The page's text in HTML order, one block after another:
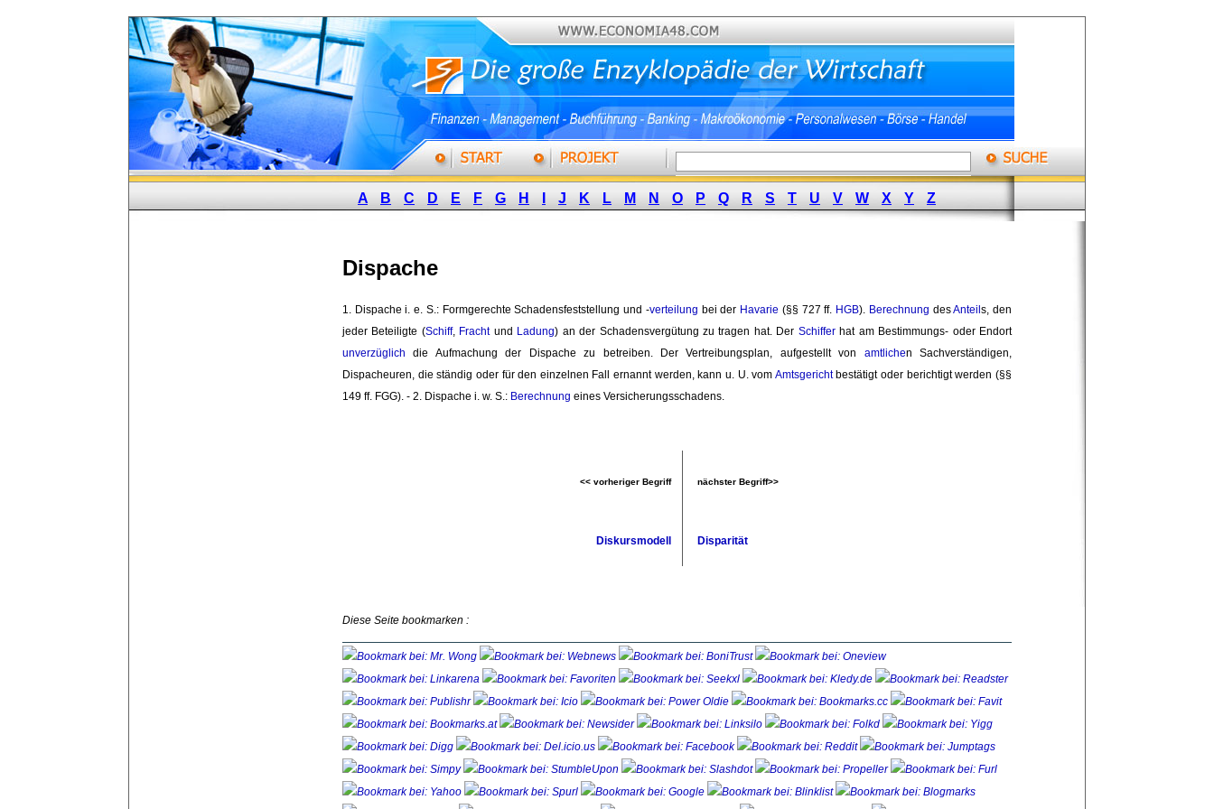
A B C D E F G H J K L M N O P Q R S T U V W X Y Z
Dispache
1. Dispache i. e. S.: Formgerechte Schadensfeststellung und -verteilung bei der Havarie (§§ 727 ff. HGB). Berechnung des Anteils, den
jeder Beteiligte (Schiff, Frachtund Ladung) an der Schadensvergütung zu tragen hat. Der Schifferhat am Bestimmungs- oder Endort
unverzüglich die Aufmachung der Dispache zu betreiben. Der Vertreibungsplan, aufgestellt von amtlichen Sachverständigen,
Dispacheuren, die ständig oder für den einzelnen Fall ernannt werden, kann u. U. vom Amtsgerichtbestätigt oder berichtigt werden (§§
149 ff. FGG). - 2. Dispache i. w. S.: Berechnung eines Versicherungsschadens.
<< vorheriger Begriff nächster Begriff>>
Diskursmodell Disparität
Diese Seite bookmarken :